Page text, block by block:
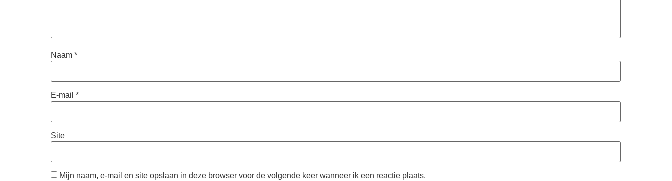
Naam *
E-mail *
Site
Mijn naam, e-mail en site opslaan in deze browser voor de volgende keer wanneer ik een reactie plaats.